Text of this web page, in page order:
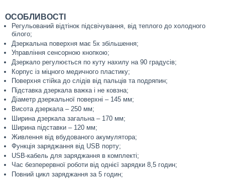
ОСОБЛИВОСТІ
Регульований відтінок підсвічування, від теплого до холодного
білого;
Дзеркальна поверхня має 5х збільшення;
Управління сенсорною кнопкою;
Дзеркало регулюється по куту нахилу на 90 градусів;
Корпус із міцного медичного пластику;
Поверхня стійка до слідів від пальців та подряпин;
Підставка дзеркала важка і не ковзна;
Діаметр дзеркальної поверхні – 145 мм;
Висота дзеркала – 250 мм;
Ширина дзеркала загальна – 170 мм;
Ширина підставки – 120 мм;
Живлення від вбудованого акумулятора;
Функція заряджання від USB порту;
USB-кабель для заряджання в комплекті;
Час безперервної роботи від однієї зарядки 8,5 годин;
Повний цикл заряджання за 5 годин;